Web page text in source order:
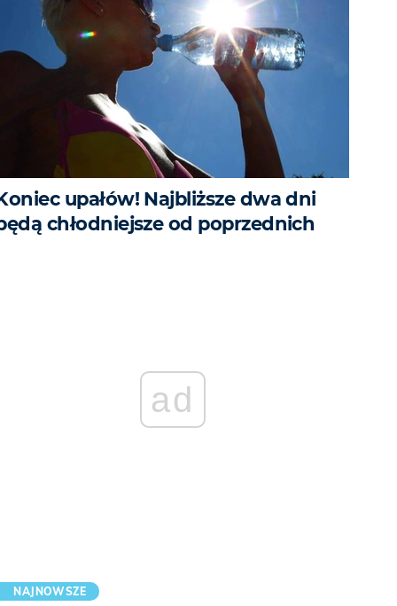
upałów! Najbliższe dwa dni
chłodniejsze od poprzednich
ad
NAJNOWSZE